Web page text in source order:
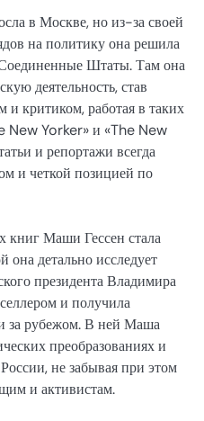
в Москве, но из-за своей
на политику она решила
Штаты. Там она
деятельность, став
критиком, работая в таких
New Yorker» и «The New
и репортажи всегда
и четкой позицией по
книг Маши Гессен стала
она детально исследует
президента Владимира
и получила
за рубежом. В ней Маша
преобразованиях и
не забывая при этом
и активистам.